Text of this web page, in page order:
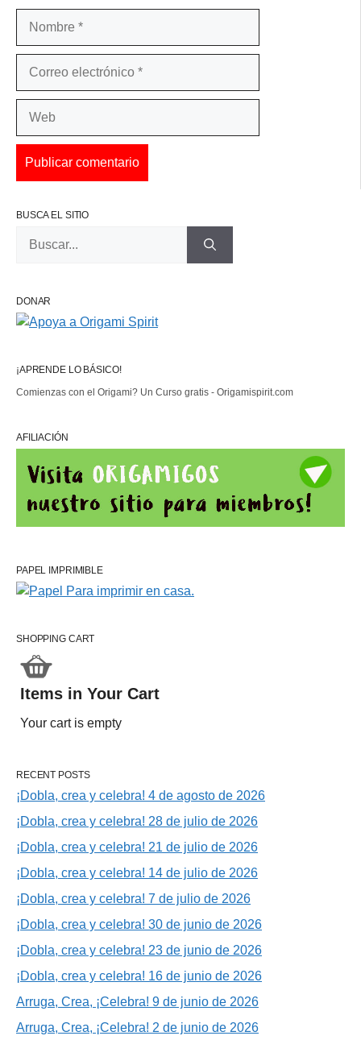
BUSCA EL SITIO
DONAR
¡APRENDE LO BÁSICO!
Comienzas con el Origami? Un Curso gratis - Origamispirit.com
AFILIACIÓN
PAPEL IMPRIMIBLE
SHOPPING CART
Items in Your Cart
Your cart is empty
RECENT POSTS
¡Dobla, crea y celebra! 4 de agosto de 2026
¡Dobla, crea y celebra! 28 de julio de 2026
¡Dobla, crea y celebra! 21 de julio de 2026
¡Dobla, crea y celebra! 14 de julio de 2026
¡Dobla, crea y celebra! 7 de julio de 2026
¡Dobla, crea y celebra! 30 de junio de 2026
¡Dobla, crea y celebra! 23 de junio de 2026
¡Dobla, crea y celebra! 16 de junio de 2026
Arruga, Crea, ¡Celebra! 9 de junio de 2026
Arruga, Crea, ¡Celebra! 2 de junio de 2026